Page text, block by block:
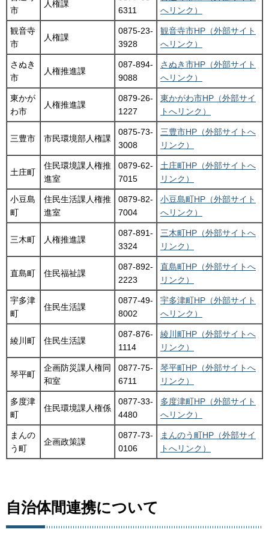
市
人権課
6311
へリンク）
観音寺
市
人権課
0875-23-
3928
観音寺市HP（外部サイト
へリンク）
さぬき
市
人権推進課
087-894-
9088
さぬき市HP（外部サイト
へリンク）
東かが
わ市
人権推進課
0879-26-
1227
東かがわ市HP（外部サイ
トへリンク）
三豊市 市民環境部人権課
0875-73-
3008
三豊市HP（外部サイトへ
リンク）
土庄町
住民環境課人権推
進室
0879-62-
7015
土庄町HP（外部サイトへ
リンク）
小豆島
町
住民生活課人権推
進室
0879-82-
7004
小豆島町HP（外部サイト
へリンク）
三木町 人権推進課
087-891-
3324
三木町HP（外部サイトへ
リンク）
直島町 住民福祉課
087-892-
2223
直島町HP（外部サイトへ
リンク）
宇多津
町
住民生活課
0877-49-
8002
宇多津町HP（外部サイト
へリンク）
綾川町 住民生活課
087-876-
1114
綾川町HP（外部サイトへ
リンク）
琴平町
企画防災課人権同
和室
0877-75-
6711
琴平町HP（外部サイトへ
リンク）
多度津
町
住民環境課人権係
0877-33-
4480
多度津町HP（外部サイト
へリンク）
まんの
う町
企画政策課
0877-73-
0106
まんのう町HP（外部サイ
トへリンク）
自治体間連携について